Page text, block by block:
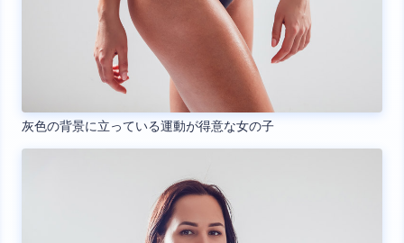
灰色の背景に立っている運動が得意な女の子